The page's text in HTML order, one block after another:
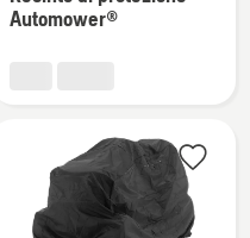
su
Automower®
Automower®